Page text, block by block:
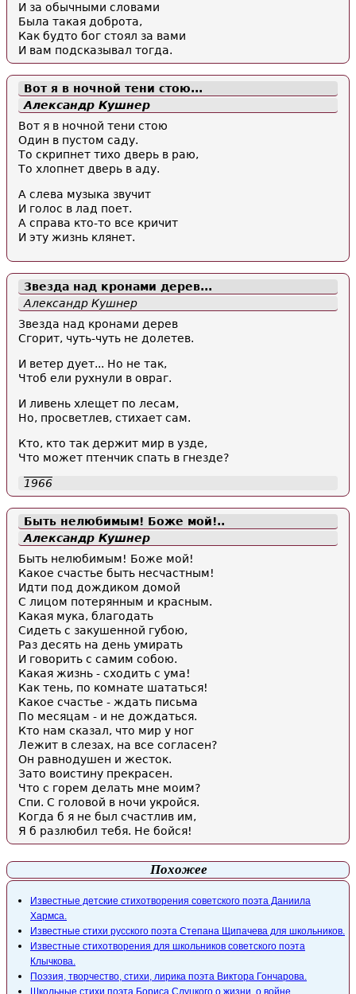
И за обычными словами
Была такая доброта,
Как будто бог стоял за вами
И вам подсказывал тогда.
Вот я в ночной тени стою...
Александр Кушнер
Вот я в ночной тени стою
Один в пустом саду.
То скрипнет тихо дверь в раю,
То хлопнет дверь в аду.
А слева музыка звучит
И голос в лад поет.
А справа кто-то все кричит
И эту жизнь клянет.
Звезда над кронами дерев...
Александр Кушнер
Звезда над кронами дерев
Сгорит, чуть-чуть не долетев.
И ветер дует... Но не так,
Чтоб ели рухнули в овраг.
И ливень хлещет по лесам,
Но, просветлев, стихает сам.
Кто, кто так держит мир в узде,
Что может птенчик спать в гнезде?
1966
Быть нелюбимым! Боже мой!..
Александр Кушнер
Быть нелюбимым! Боже мой!
Какое счастье быть несчастным!
Идти под дождиком домой
С лицом потерянным и красным.
Какая мука, благодать
Сидеть с закушенной губою,
Раз десять на день умирать
И говорить с самим собою.
Какая жизнь - сходить с ума!
Как тень, по комнате шататься!
Какое счастье - ждать письма
По месяцам - и не дождаться.
Кто нам сказал, что мир у ног
Лежит в слезах, на все согласен?
Он равнодушен и жесток.
Зато воистину прекрасен.
Что с горем делать мне моим?
Спи. С головой в ночи укройся.
Когда б я не был счастлив им,
Я б разлюбил тебя. Не бойся!
Похожее
Известные детские стихотворения советского поэта Даниила
Хармса.
Известные стихи русского поэта Степана Щипачева для школьников.
Известные стихотворения для школьников советского поэта
Клычкова.
Поэзия, творчество, стихи, лирика поэта Виктора Гончарова.
Школьные стихи поэта Бориса Слуцкого о жизни, о войне.